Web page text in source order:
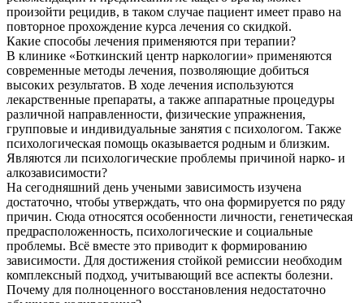
произойти рецидив, в таком случае пациент имеет право на
повторное прохождение курса лечения со скидкой.
Какие способы лечения применяются при терапии?
В клинике «Боткинский центр наркологии» применяются
современные методы лечения, позволяющие добиться
высоких результатов. В ходе лечения используются
лекарственные препараты, а также аппаратные процедуры
различной направленности, физические упражнения,
групповые и индивидуальные занятия с психологом. Также
психологическая помощь оказывается родным и близким.
Являются ли психологические проблемы причиной нарко- и
алкозависимости?
На сегодняшний день учеными зависимость изучена
достаточно, чтобы утверждать, что она формируется по ряду
причин. Сюда относятся особенности личности, генетическая
предрасположенность, психологические и социальные
проблемы. Всё вместе это приводит к формированию
зависимости. Для достижения стойкой ремиссии необходим
комплексный подход, учитывающий все аспекты болезни.
Почему для полноценного восстановления недостаточно